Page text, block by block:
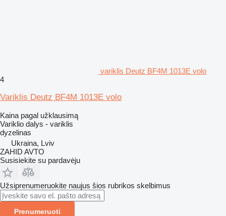
variklis Deutz BF4M 1013E volo
4
Variklis Deutz BF4M 1013E volo
Kaina pagal užklausimą
Variklio dalys - variklis
dyzelinas
Ukraina, Lviv
ZAHID AVTO
Susisiekite su pardavėju
Užsiprenumeruokite naujus šios rubrikos skelbimus
Prenumeruoti